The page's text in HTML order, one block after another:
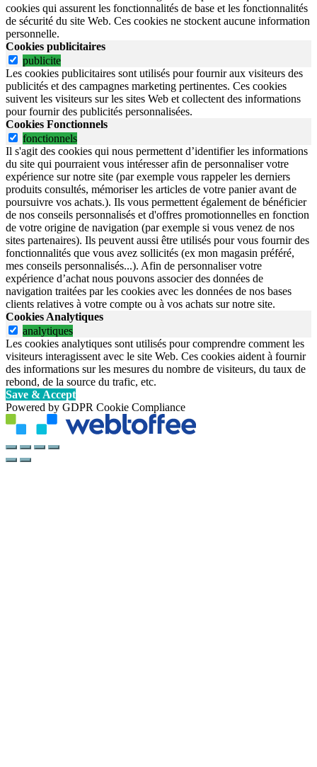
cookies qui assurent les fonctionnalités de base et les fonctionnalités
de sécurité du site Web. Ces cookies ne stockent aucune information
personnelle.
Cookies publicitaires
publicite
Les cookies publicitaires sont utilisés pour fournir aux visiteurs des
publicités et des campagnes marketing pertinentes. Ces cookies
suivent les visiteurs sur les sites Web et collectent des informations
pour fournir des publicités personnalisées.
Cookies Fonctionnels
fonctionnels
Il s'agit des cookies qui nous permettent d’identifier les informations
du site qui pourraient vous intéresser afin de personnaliser votre
expérience sur notre site (par exemple vous rappeler les derniers
produits consultés, mémoriser les articles de votre panier avant de
poursuivre vos achats.). Ils vous permettent également de bénéficier
de nos conseils personnalisés et d'offres promotionnelles en fonction
de votre origine de navigation (par exemple si vous venez de nos
sites partenaires). Ils peuvent aussi être utilisés pour vous fournir des
fonctionnalités que vous avez sollicités (ex mon magasin préféré,
mes conseils personnalisés...). Afin de personnaliser votre
expérience d’achat nous pouvons associer des données de
navigation traitées par les cookies avec les données de nos bases
clients relatives à votre compte ou à vos achats sur notre site.
Cookies Analytiques
analytiques
Les cookies analytiques sont utilisés pour comprendre comment les
visiteurs interagissent avec le site Web. Ces cookies aident à fournir
des informations sur les mesures du nombre de visiteurs, du taux de
rebond, de la source du trafic, etc.
Save & Accept
Powered by GDPR Cookie Compliance